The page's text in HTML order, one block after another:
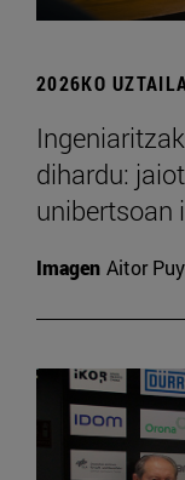
2026KO
dihardu:
unibertsoan
Imagen Aitor Puy